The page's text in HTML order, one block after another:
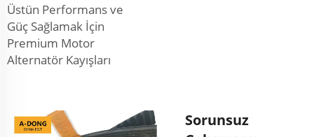
Üstün Performans ve
Güç Sağlamak İçin
Premium Motor
Alternatör Kayışları
Sorunsuz